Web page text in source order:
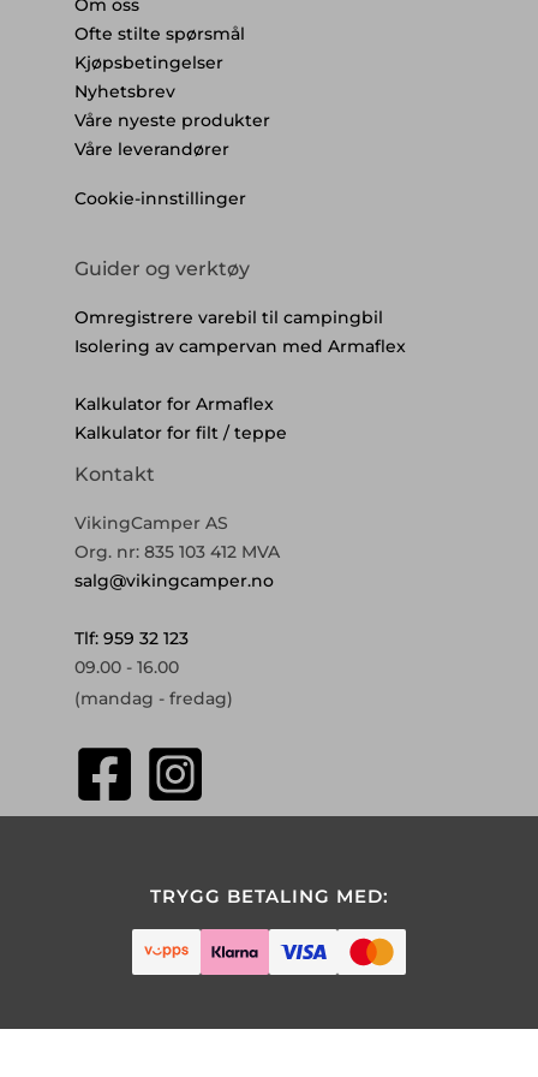
Om oss
Ofte stilte spørsmål
Kjøpsbetingelser
Nyhetsbrev
Våre nyeste produkter
Våre leverandører
Cookie-innstillinger
Guider og verktøy
Omregistrere varebil til campingbil
Isolering av campervan med Armaflex
Kalkulator for Armaflex
Kalkulator for filt / teppe
Kontakt
VikingCamper AS
Org. nr: 835 103 412 MVA
salg@vikingcamper.no
Tlf: 959 32 123
09.00 - 16.00
(mandag - fredag)
TRYGG BETALING MED: